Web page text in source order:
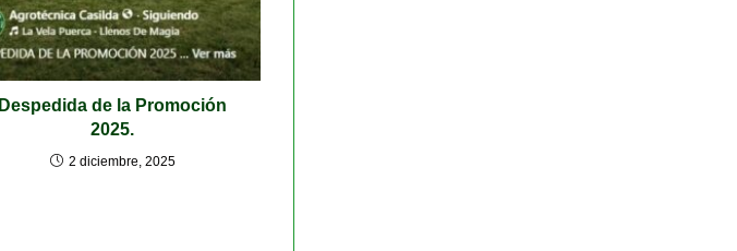
Despedida de la Promoción
2025.
2 diciembre, 2025